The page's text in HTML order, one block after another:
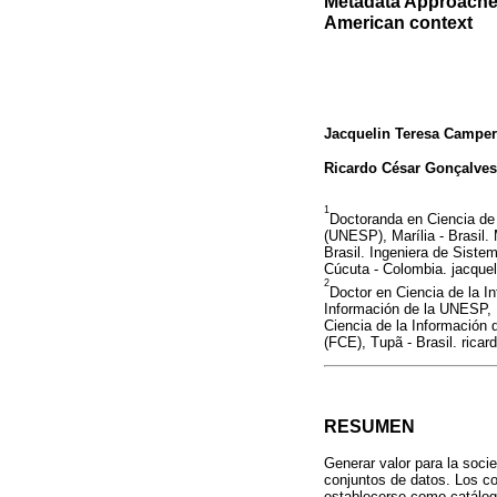
American context
Jacquelin Teresa
Ricardo César
1
Doctoranda en Ciencia
(UNESP), Marília - Brasil.
Brasil. Ingeniera de
Cúcuta - Colombia.
2
Doctor en Ciencia de la
Información de la
Ciencia de la Información
(FCE), Tupã - Brasil.
RESUMEN
Generar valor para la
conjuntos de datos. Los